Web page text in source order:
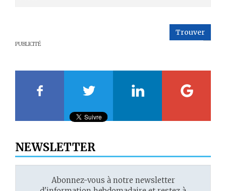
Trouver
PUBLICITÉ
NEWSLETTER
Abonnez-vous à notre newsletter